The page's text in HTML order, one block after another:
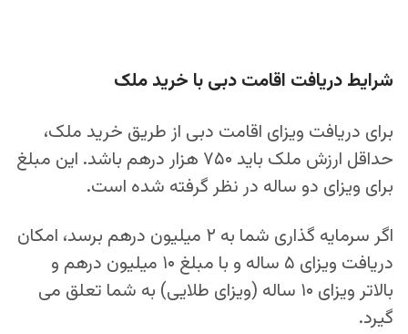
شرایط دریافت اقامت دبی با خرید ملک
برای دریافت ویزای اقامت دبی از طریق خرید ملک،
حداقل ارزش ملک باید ۷۵۰ هزار درهم باشد.
این مبلغ
برای ویزای دو ساله در نظر گرفته شده است.
اگر سرمایه‌ گذاری شما به ۲ میلیون درهم برسد، امکان
دریافت ویزای ۵ ساله و با مبلغ ۱۰ میلیون درهم و
بالاتر ویزای ۱۰ ساله (ویزای طلایی) به شما تعلق می‌
گیرد.